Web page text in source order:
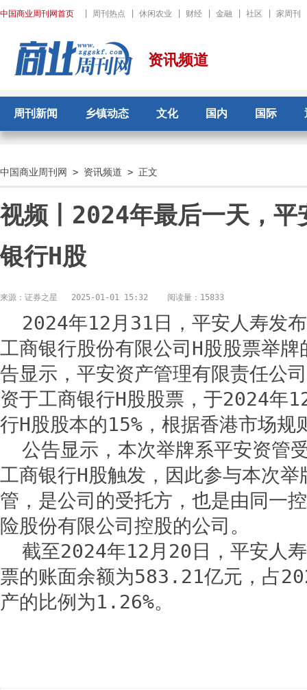
中国商业周刊网首页 周刊热点 休闲农业 财经 金融 社区 家周刊
资讯频道
周刊新闻 乡镇动态 文化 国内 国际
中国商业周刊网 > 资讯频道 > 正文
视频丨2024年最后一天，平
银行H股
来源：证券之星 2025-01-01 15:32 阅读量：15833
2024年12月31日，平安人寿发
工商银行股份有限公司H股股票举
告显示，平安资产管理有限责任公
资于工商银行H股股票，于2024年
行H股股本的15%，根据香港市场规
公告显示，本次举牌系平安资管
工商银行H股触发，因此参与本次
管，是公司的受托方，也是由同一
险股份有限公司控股的公司。
截至2024年12月20日，平安人
票的账面余额为583.21亿元，占
产的比例为1.26%。